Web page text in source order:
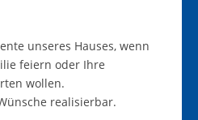
unseres Hauses, wenn
feiern oder Ihre
wollen.
realisierbar.